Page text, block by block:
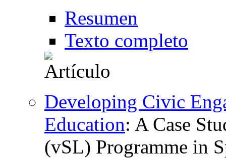
Resumen
Texto completo
Developing Civic
Education: A Case
(vSL) Programme in